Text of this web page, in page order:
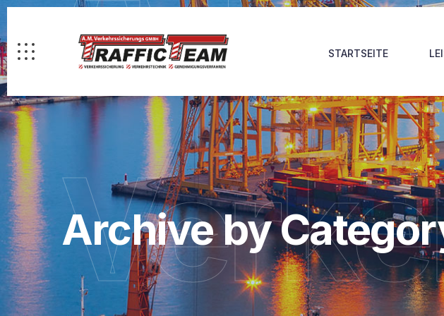
STARTSEITE
Archive by